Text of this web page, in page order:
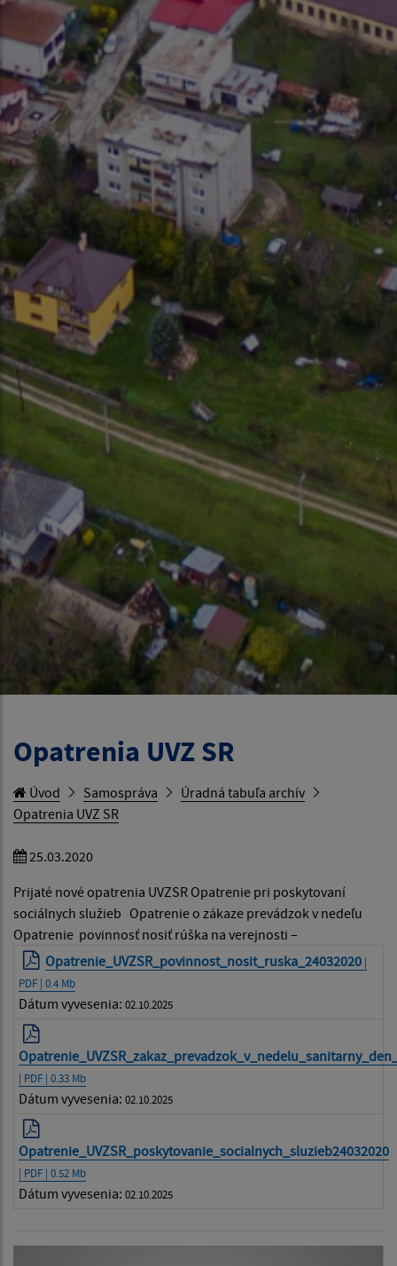
Opatrenia UVZ SR
Úvod Samospráva
Úradná tabuľa archív
Opatrenia UVZ SR
25.03.2020
Prijaté nové opatrenia UVZSR Opatrenie pri poskytovaní
sociálnych služieb Opatrenie o zákaze prevádzok v nedeľu
Opatrenie povinnosť nosiť rúška na verejnosti –
Opatrenie_UVZSR_povinnost_nosit_ruska_24032020 |
PDF | 0.4 Mb
Dátum vyvesenia: 02.10.2025
| PDF | 0.33 Mb
Dátum vyvesenia: 02.10.2025
Opatrenie_UVZSR_poskytovanie_socialnych_sluzieb24032020
| PDF | 0.52 Mb
Dátum vyvesenia: 02.10.2025